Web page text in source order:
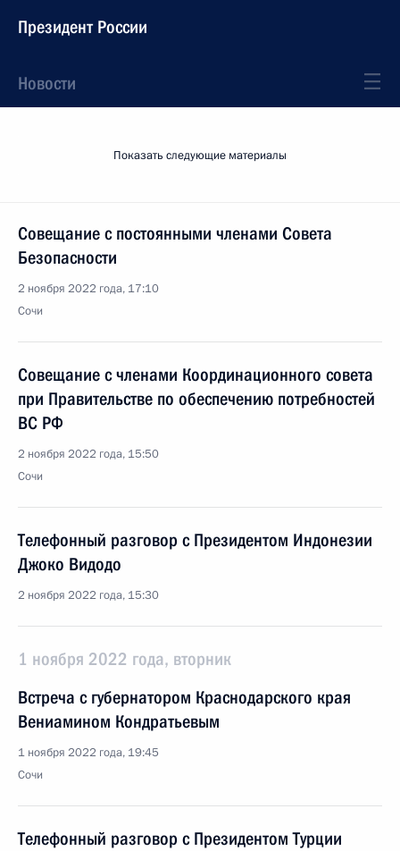
Президент России
Новости
Показать следующие материалы
Совещание с постоянными членами Совета
Безопасности
2 ноября 2022 года, 17:10
Сочи
Совещание с членами Координационного совета
при Правительстве по обеспечению потребностей
ВС РФ
2 ноября 2022 года, 15:50
Сочи
Телефонный разговор с Президентом Индонезии
Джоко Видодо
2 ноября 2022 года, 15:30
1 ноября 2022 года, вторник
Встреча с губернатором Краснодарского края
Вениамином Кондратьевым
1 ноября 2022 года, 19:45
Сочи
Телефонный разговор с Президентом Турции